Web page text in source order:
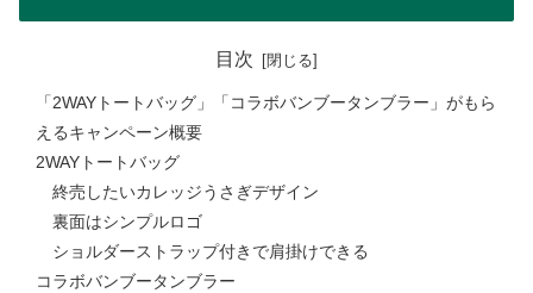
目次
「2WAYトートバッグ」「コラボバンブータンブラー」がもら
えるキャンペーン概要
2WAYトートバッグ
終売したいカレッジうさぎデザイン
裏面はシンプルロゴ
ショルダーストラップ付きで肩掛けできる
コラボバンブータンブラー